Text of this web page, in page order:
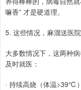
嘛香” 才是硬道理。
5. 这些情况，麻溜送医院
大多数情况下，这两种
及时就医：
· 持续高烧（体温>39℃